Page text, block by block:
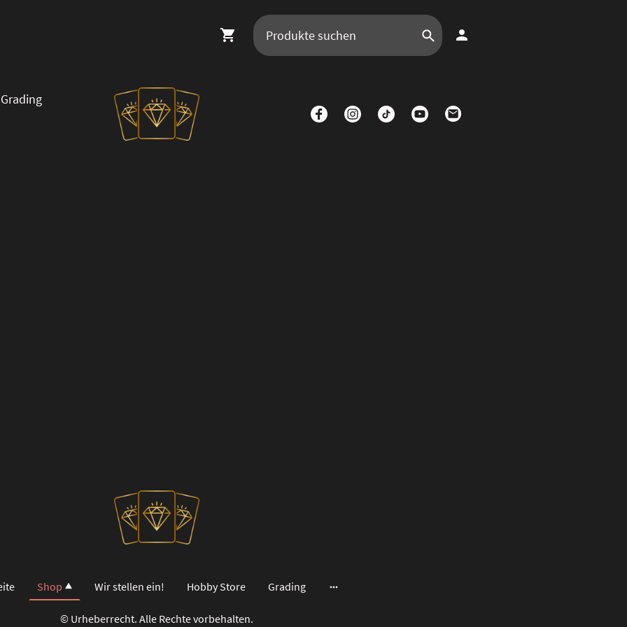
Grading
Shop Wir stellen ein! Hobby Store Grading
© Urheberrecht. Alle Rechte vorbehalten.